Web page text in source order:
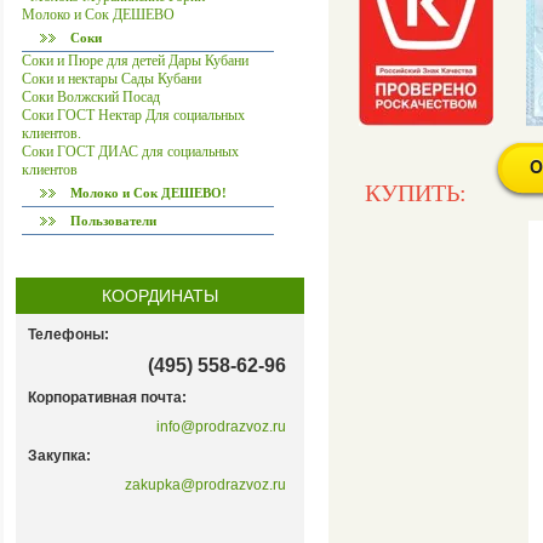
Молоко и Сок ДЕШЕВО
Соки
Соки и Пюре для детей Дары Кубани
Соки и нектары Сады Кубани
Соки Волжский Посад
Соки ГОСТ Нектар Для социальных
клиентов.
Соки ГОСТ ДИАС для социальных
клиентов
Молоко и Сок ДЕШЕВО!
Пользователи
КООРДИНАТЫ
Телефоны:
(495) 558-62-96
Корпоративная почта:
info@prodrazvoz.ru
Закупка:
zakupka@prodrazvoz.ru
КУПИТЬ: